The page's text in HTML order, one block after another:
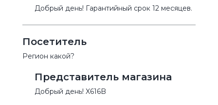
Добрый день! Гарантийный срок 12 месяцев.
Посетитель
Регион какой?
Представитель магазина
Добрый день! X616B